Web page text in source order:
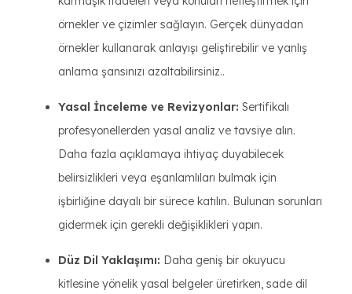
örnekler ve çizimler sağlayın. Gerçek dünyadan
örnekler kullanarak anlayışı geliştirebilir ve yanlış
anlama şansınızı azaltabilirsiniz..
Yasal İnceleme ve Revizyonlar: Sertifikalı
profesyonellerden yasal analiz ve tavsiye alın.
Daha fazla açıklamaya ihtiyaç duyabilecek
belirsizlikleri veya eşanlamlıları bulmak için
işbirliğine dayalı bir sürece katılın. Bulunan sorunları
gidermek için gerekli değişiklikleri yapın.
Düz Dil Yaklaşımı: Daha geniş bir okuyucu
kitlesine yönelik yasal belgeler üretirken, sade dil